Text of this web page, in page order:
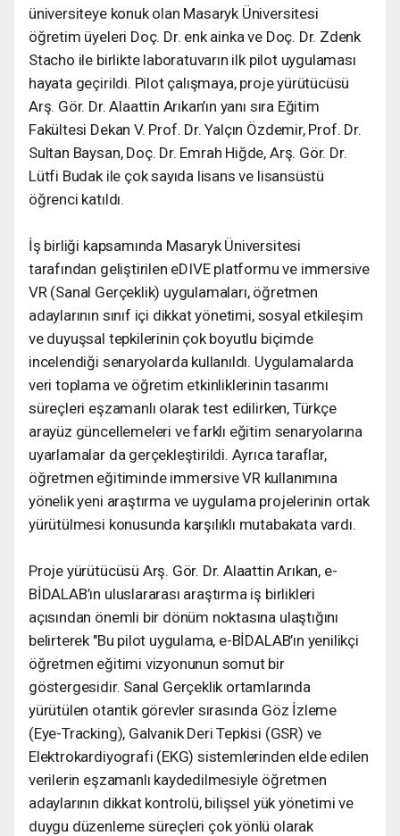
üniversiteye konuk olan Masaryk Üniversitesi
öğretim üyeleri Doç. Dr. enk ainka ve Doç. Dr. Zdenk
Stacho ile birlikte laboratuvarın ilk pilot uygulaması
hayata geçirildi. Pilot çalışmaya, proje yürütücüsü
Arş. Gör. Dr. Alaattin Arıkan’ın yanı sıra Eğitim
Fakültesi Dekan V. Prof. Dr. Yalçın Özdemir, Prof. Dr.
Sultan Baysan, Doç. Dr. Emrah Hiğde, Arş. Gör. Dr.
Lütfi Budak ile çok sayıda lisans ve lisansüstü
öğrenci katıldı.
İş birliği kapsamında Masaryk Üniversitesi
tarafından geliştirilen eDIVE platformu ve immersive
VR (Sanal Gerçeklik) uygulamaları, öğretmen
adaylarının sınıf içi dikkat yönetimi, sosyal etkileşim
ve duyuşsal tepkilerinin çok boyutlu biçimde
incelendiği senaryolarda kullanıldı. Uygulamalarda
veri toplama ve öğretim etkinliklerinin tasarımı
süreçleri eşzamanlı olarak test edilirken, Türkçe
arayüz güncellemeleri ve farklı eğitim senaryolarına
uyarlamalar da gerçekleştirildi. Ayrıca taraflar,
öğretmen eğitiminde immersive VR kullanımına
yönelik yeni araştırma ve uygulama projelerinin ortak
yürütülmesi konusunda karşılıklı mutabakata vardı.
Proje yürütücüsü Arş. Gör. Dr. Alaattin Arıkan, e-
BİDALAB’ın uluslararası araştırma iş birlikleri
açısından önemli bir dönüm noktasına ulaştığını
belirterek "Bu pilot uygulama, e-BİDALAB’ın yenilikçi
öğretmen eğitimi vizyonunun somut bir
göstergesidir. Sanal Gerçeklik ortamlarında
yürütülen otantik görevler sırasında Göz İzleme
(Eye-Tracking), Galvanik Deri Tepkisi (GSR) ve
Elektrokardiyografi (EKG) sistemlerinden elde edilen
verilerin eşzamanlı kaydedilmesiyle öğretmen
adaylarının dikkat kontrolü, bilişsel yük yönetimi ve
duygu düzenleme süreçleri çok yönlü olarak